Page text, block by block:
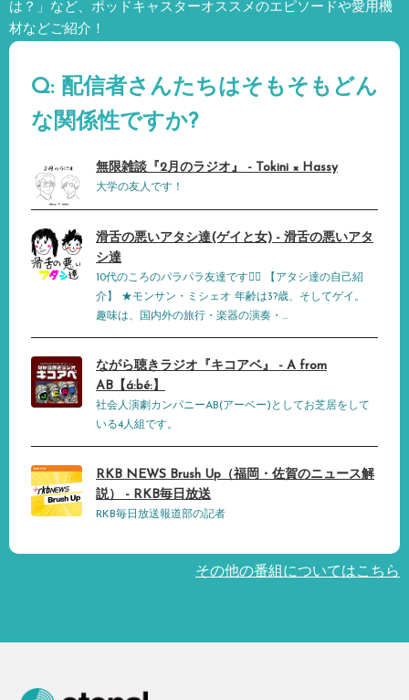
は？」など、 ポッドキャスターオススメのエピソードや愛用機
材などご紹介！
Q: 配信者さんたちはそもそもどん
な関係性ですか?
無限雑談『2月のラジオ』 - Tokini × Hassy
大学の友人です！
滑舌の悪いアタシ達(ゲイと女) - 滑舌の悪いアタ
シ達
10代のころのパラパラ友達です👯‍♀️ 【アタシ達の自己紹
介】 ★モンサン・ミシェオ 年齢は3?歳、そしてゲイ。
趣味は、国内外の旅行・楽器の演奏・...
ながら聴きラジオ『キコアベ』 - A from
AB【á:bé:】
社会人演劇カンパニーAB(アーベー)としてお芝居をして
いる4人組です。
RKB NEWS Brush Up（福岡・佐賀のニュース解
説） - RKB毎日放送
RKB毎日放送報道部の記者
その他の番組についてはこちら